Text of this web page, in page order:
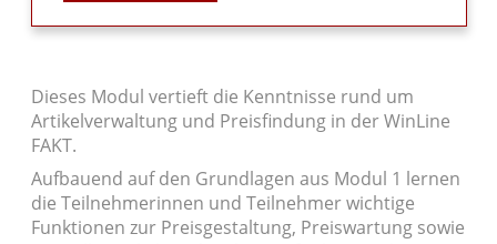
Dieses Modul vertieft die Kenntnisse rund um
Artikelverwaltung und Preisfindung in der WinLine
FAKT.
Aufbauend auf den Grundlagen aus Modul 1 lernen
die Teilnehmerinnen und Teilnehmer wichtige
Funktionen zur Preisgestaltung, Preiswartung sowie